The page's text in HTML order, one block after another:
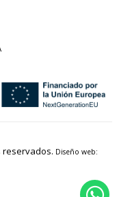
reservados. Diseño web: